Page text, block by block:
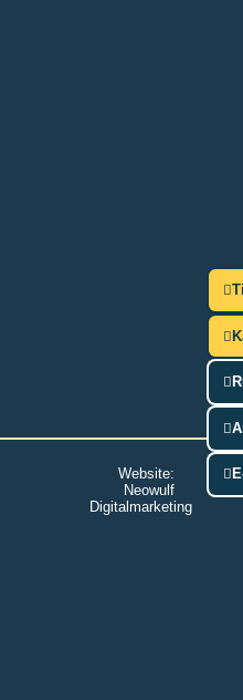
Website:
Neowulf
Digitalmarketing